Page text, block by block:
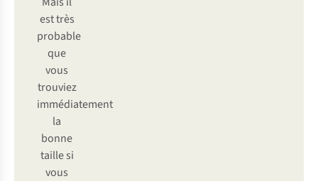
est très
probable
que
vous
trouviez
immédiatement
la
bonne
taille si
vous